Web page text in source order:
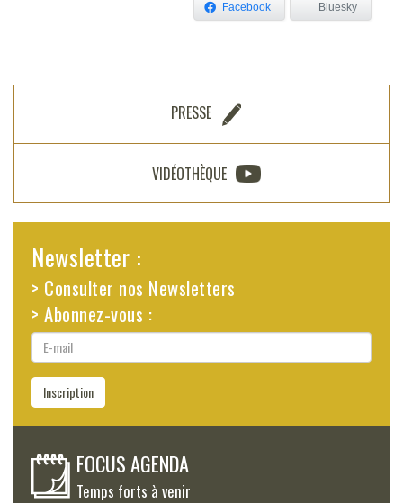
Facebook Bluesky
PRESSE
VIDÉOTHÈQUE
Newsletter :
> Consulter nos Newsletters
> Abonnez-vous :
E-
mail
Inscription
FOCUS AGENDA
Temps forts à venir